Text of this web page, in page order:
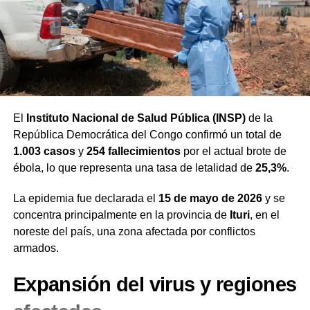
Finalmente, Arkani pidió oraciones por la seguridad de
los líderes en India y por la protección de las «casas»
donde el evangelio sigue creciendo de forma invisible
ante sus perseguidores. La familia misionera espera
poder realizar un viaje de retorno a la India para fortalecer
la obra en medio de la crisis.
Escucha la entrevista al
misionero Arkani
argentino, lo que forzó la extensión del juego.
Superioridad numérica y
despedida de Lionel Messi
expulsión de Enzo Fernández en el minuto 93 por una
fuerte infracción contra el defensor Pau Cubarsí. Con un
elemento más sobre el terreno, la selección española
cercó el área rival y controló la posesión frente a una
la tanda de penales.
Este compromiso significó la despedida oficial de
Messide las copas del mundo, quien tuvo una
zaga defensiva europea. La escuadra sudamericana
sintió el desgaste físico tras la temprana salida por lesión
El Instituto Nacional de Salud Pública (INSP)de la
República Democrática del Congo confirmó un total de
1.003 casosy 254 fallecimientospor el actual brote de
ébola, lo que representa una tasa de letalidad de 25,3%.
La epidemia fue declarada el 15 de mayo de 2026y se
concentra principalmente en la provincia de Ituri, en el
noreste del país, una zona afectada por conflictos
armados.
Expansión del virus y regiones